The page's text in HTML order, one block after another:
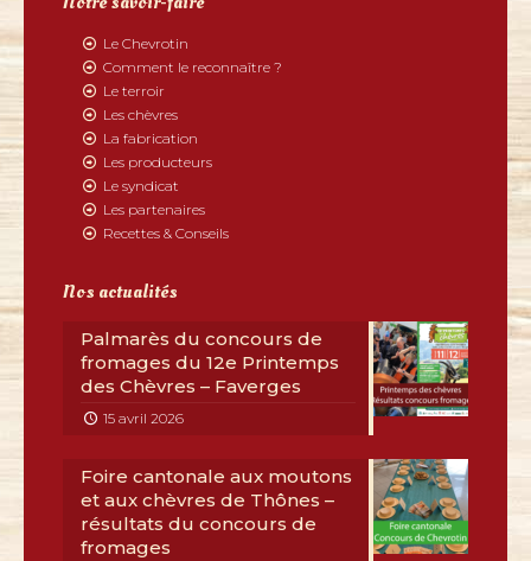
Le Chevrotin
Comment le reconnaître ?
Le terroir
Les chèvres
La fabrication
Les producteurs
Le syndicat
Les partenaires
Recettes & Conseils
Nos actualités
Palmarès du concours de
fromages du 12e Printemps
des Chèvres – Faverges
15 avril 2026
Foire cantonale aux moutons
et aux chèvres de Thônes –
résultats du concours de
fromages